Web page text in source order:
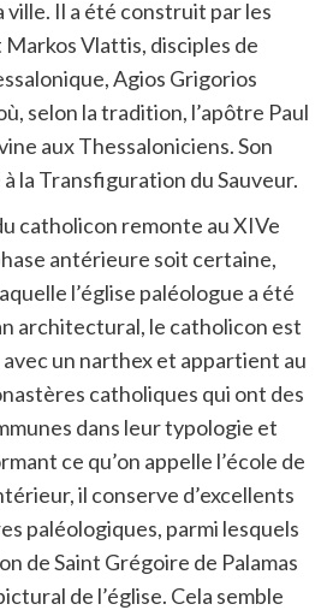
ville. Il a été construit par les
Vlattis, disciples de
Agios Grigorios
selon la tradition, l’apôtre Paul
aux Thessaloniciens. Son
la Transfiguration du Sauveur.
catholicon remonte au XIVe
antérieure soit certaine,
l’église paléologue a été
architectural, le catholicon est
un narthex et appartient au
catholiques qui ont des
dans leur typologie et
ce qu’on appelle l’école de
il conserve d’excellents
paléologiques, parmi lesquels
de Saint Grégoire de Palamas
de l’église. Cela semble